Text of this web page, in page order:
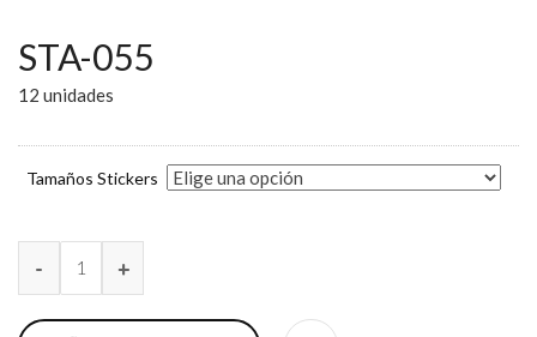
STA-055
12 unidades
Tamaños Stickers